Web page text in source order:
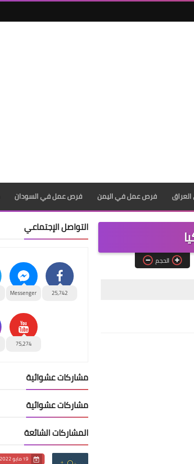
فرص عمل في اليمن فرص عمل في السودان
الحجم
التواصل الإجتماعي
25,742
Messenger
75,274
مشاركات عشوائية
مشاركات عشوائية
المشاركات الشائعة
19 مايو 2022